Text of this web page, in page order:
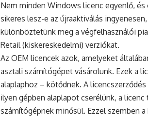
Nem minden Windows licenc egyenlő,
sikeres lesz-e az újraaktiválás
különböztetünk meg a végfelhasználói
Retail (kiskereskedelmi) verziókat.
Az OEM licencek azok, amelyeket
asztali számítógépet vásárolunk. Ezek a
alaplaphoz – kötődnek. A
ilyen gépben alaplapot cserélünk, a
számítógépnek minősül. Ezzel szemben